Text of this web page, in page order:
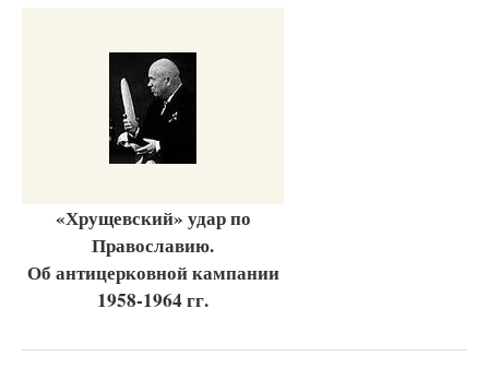
«Хрущевский» удар по
Православию.
Об антицерковной кампании
1958-1964 гг.